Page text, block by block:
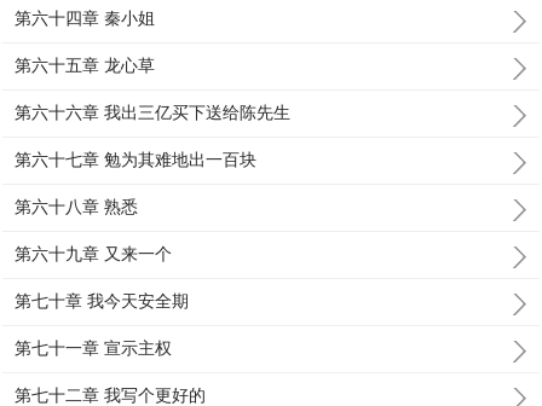
第六十四章 秦小姐
第六十五章 龙心草
第六十六章 我出三亿买下送给陈先生
第六十七章 勉为其难地出一百块
第六十八章 熟悉
第六十九章 又来一个
第七十章 我今天安全期
第七十一章 宣示主权
第七十二章 我写个更好的